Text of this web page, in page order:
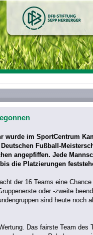
wurde im SportCentrum
Fußball-
angepfiffen. Jede
die Platzierungen
der 16 Teams eine
oder -zweite
sind heute noch
Das fairste Team des